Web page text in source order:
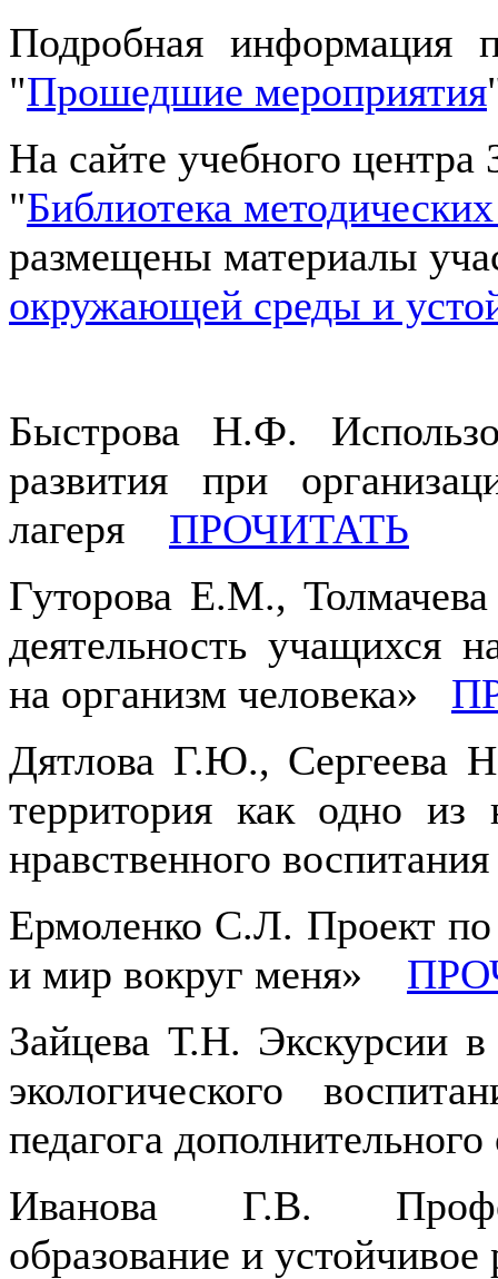
Подробная информация
"Прошедшие мероприятия
На сайте учебного
"Библиотека
размещены материалы
окружающей среды и
Быстрова Н.Ф.
развития при
лагеря ПРОЧИТАТЬ
Гуторова Е.М.,
деятельность учащихся
на организм человека»
Дятлова Г.Ю., Сергеева
территория как одно из
нравственного
Ермоленко С.Л. Проект
и мир вокруг меня»
Зайцева Т.Н. Экскурсии
экологического
педагога
Иванова Г.В.
образование и